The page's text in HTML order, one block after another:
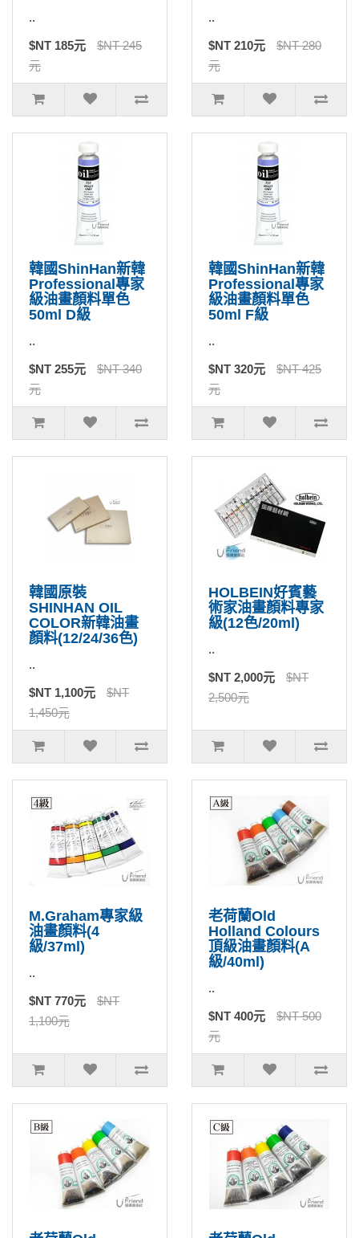
..
$NT 185元
$NT 245
元
..
$NT 210元
$NT 280
元
韓國ShinHan新韓
Professional專家
級油畫顏料單色
50ml D級
..
$NT 255元
$NT 340
元
韓國ShinHan新韓
Professional專家
級油畫顏料單色
50ml F級
..
$NT 320元
$NT 425
元
韓國原裝
SHINHAN OIL
COLOR新韓油畫
顏料(12/24/36色)
..
$NT 1,100元
$NT
1,450元
HOLBEIN好賓藝
術家油畫顏料專家
級(12色/20ml)
..
$NT 2,000元
$NT
2,500元
M.Graham專家級
油畫顏料(4
級/37ml)
..
$NT 770元
$NT
1,100元
老荷蘭Old
Holland Colours
頂級油畫顏料(A
級/40ml)
..
$NT 400元
$NT 500
元